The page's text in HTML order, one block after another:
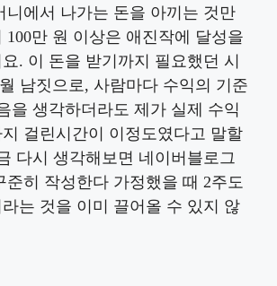
니에서 나가는 돈을 아끼는 것만
100만 원 이상은 애진작에 달성을
. 이 돈을 받기까지 필요했던 시
남짓으로, 사람마다 수익의 기준
을 생각하더라도 제가 실제 수익
걸린시간이 이정도였다고 말할
다시 생각해보면 네이버블로그
준히 작성한다 가정했을 때 2주도
는 것을 이미 끌어올 수 있지 않